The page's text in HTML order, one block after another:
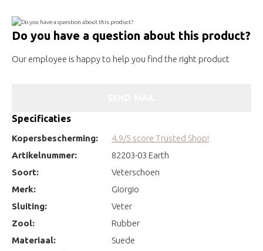
Do you have a question about this product?
Our employee is happy to help you find the right product
Specificaties
Kopersbescherming:
4.9/5 score Trusted Shop!
Artikelnummer:
82203-03 Earth
Soort:
Veterschoen
Merk:
Giorgio
Sluiting:
Veter
Zool:
Rubber
Materiaal:
Suede